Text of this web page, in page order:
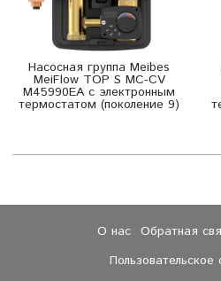
Насосная группа Meibes
MeiFlow TOP S MC-CV
M45990EA с электронным
термостатом (поколение 9)
О нас Обратная
Пользовательское